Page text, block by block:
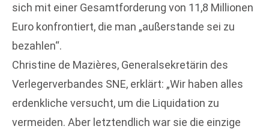
sich mit einer Gesamtforderung von 11,8 Millionen
Euro konfrontiert, die man „außerstande sei zu
bezahlen“.
Christine de Mazières, Generalsekretärin des
Verlegerverbandes SNE, erklärt: „Wir haben alles
erdenkliche versucht, um die Liquidation zu
vermeiden. Aber letztendlich war sie die einzige